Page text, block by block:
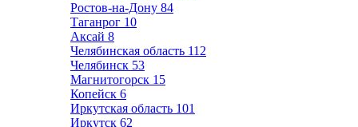
Ростов-на-Дону 84
Таганрог 10
Аксай 8
Челябинская область 112
Челябинск 53
Магнитогорск 15
Копейск 6
Иркутская область 101
Иркутск 62